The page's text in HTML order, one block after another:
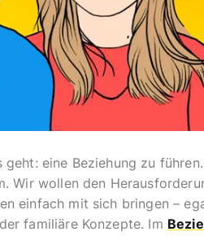
eine Beziehung zu
Wir wollen den
einfach mit sich bringen –
familiäre Konzepte. Im